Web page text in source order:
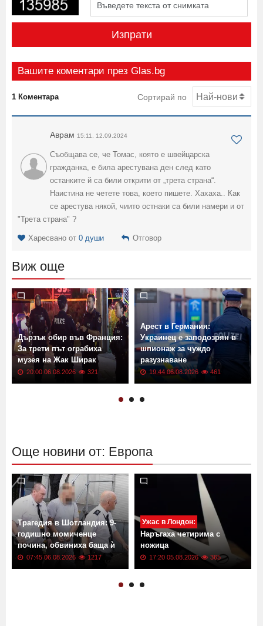
Изпрати
Вашите коментари през Glas.bg
1 Коментара Сортирай по
Аврам 15:11, 12.09.2024
Съобщава се, че Томас, която е швейцарска
гражданка, е била арестувана ден след като
останките й са били открити от „трета страна“.
Наистина не четете това, което пишете. Хахаха.. Как
се арестува някой, чиито остнаки са били намери и от
"Трета страна" ?
Харесвано от 0 души Отговор
Виж още
Дързък обир във Франция:
За трети път ограбиха
музея на Жак Ширак
20:00 06.08.2026 321
Арест в Германия:
Украинец е заподозрян в
шпионаж за чуждо
разузнаване
19:44 06.08.2026 461
Още новини от: Европа
Трагедия в Шотландия: 9-
годишно момиченце
почина, обвиниха баща ѝ
07:45 06.08.2026 1217
Ужас в Лондон:
Наръгаха четирима с
ножица
17:20 05.08.2026 365